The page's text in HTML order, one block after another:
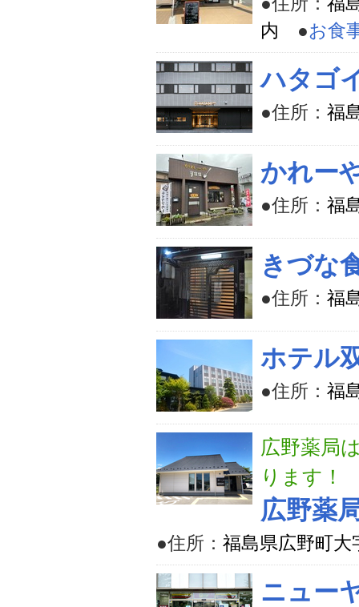
内 ●お食
ハタゴ
●住所： 福
かれー
●住所： 福
きづな
●住所： 福
ホテル
●住所： 福
広野薬局
ります！
広野薬
●住所： 福島県広野町大
ニュー